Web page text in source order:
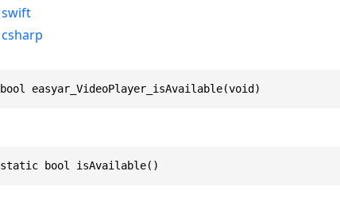
swift
csharp
bool easyar_VideoPlayer_isAvailable(void)
static bool isAvailable()